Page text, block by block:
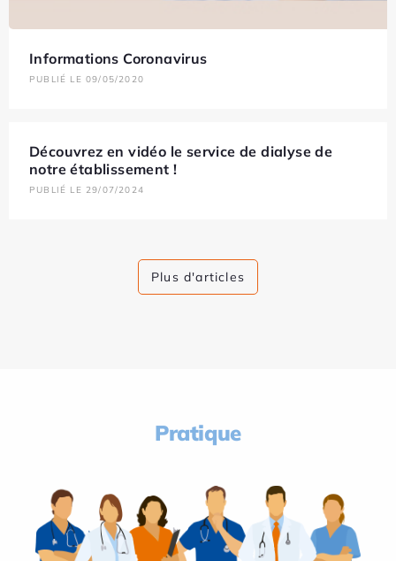
Informations Coronavirus
PUBLIÉ LE 09/05/2020
Découvrez en vidéo le service de dialyse de
notre établissement !
PUBLIÉ LE 29/07/2024
Plus d'articles
Pratique